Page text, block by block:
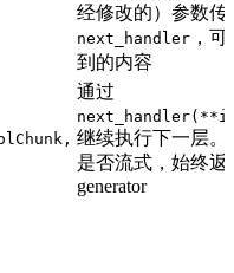
经修改的）参数传
next_handler ，
到的内容
通过
继续执行下一层。
是否流式，始终返
generator